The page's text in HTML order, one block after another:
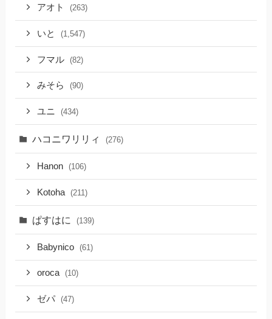
アオト (263)
いと (1,547)
フマル (82)
みそら (90)
ユニ (434)
ハコニワリリィ (276)
Hanon (106)
Kotoha (211)
ぱすはに (139)
Babynico (61)
oroca (10)
ゼパ (47)